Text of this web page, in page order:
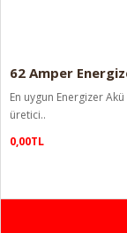
62 Amper
En uygun Energizer
üretici..
0,00TL